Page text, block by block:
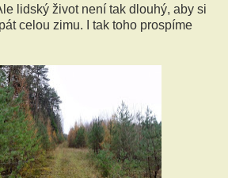
lidský život není tak dlouhý, aby si
celou zimu. I tak toho prospíme